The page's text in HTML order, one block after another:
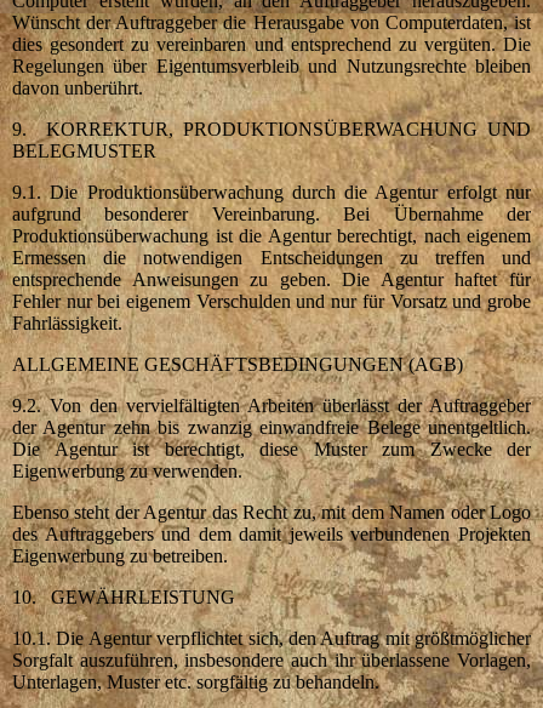
Wünscht der Auftraggeber die Herausgabe von Computerdaten, ist
dies gesondert zu vereinbaren und entsprechend zu vergüten. Die
Regelungen über Eigentumsverbleib und Nutzungsrechte bleiben
davon unberührt.
9. KORREKTUR, PRODUKTIONSÜBERWACHUNG UND
BELEGMUSTER
9.1. Die Produktionsüberwachung durch die Agentur erfolgt nur
aufgrund besonderer Vereinbarung. Bei Übernahme der
Produktionsüberwachung ist die Agentur berechtigt, nach eigenem
Ermessen die notwendigen Entscheidungen zu treffen und
entsprechende Anweisungen zu geben. Die Agentur haftet für
Fehler nur bei eigenem Verschulden und nur für Vorsatz und grobe
Fahrlässigkeit.
ALLGEMEINE GESCHÄFTSBEDINGUNGEN (AGB)
9.2. Von den vervielfältigten Arbeiten überlässt der Auftraggeber
der Agentur zehn bis zwanzig einwandfreie Belege unentgeltlich.
Die Agentur ist berechtigt, diese Muster zum Zwecke der
Eigenwerbung zu verwenden.
Ebenso steht der Agentur das Recht zu, mit dem Namen oder Logo
des Auftraggebers und dem damit jeweils verbundenen Projekten
Eigenwerbung zu betreiben.
10. GEWÄHRLEISTUNG
10.1. Die Agentur verpflichtet sich, den Auftrag mit größtmöglicher
Sorgfalt auszuführen, insbesondere auch ihr überlassene Vorlagen,
Unterlagen, Muster etc. sorgfältig zu behandeln.